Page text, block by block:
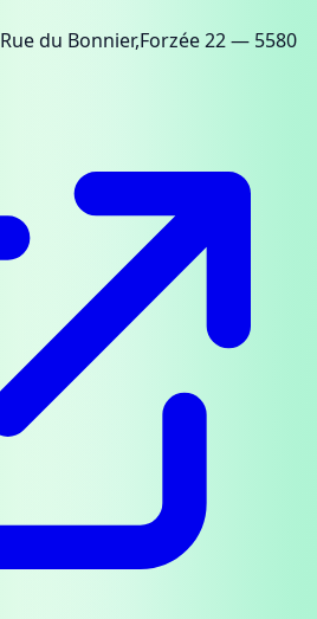
Rue du Bonnier,Forzée 22— 5580